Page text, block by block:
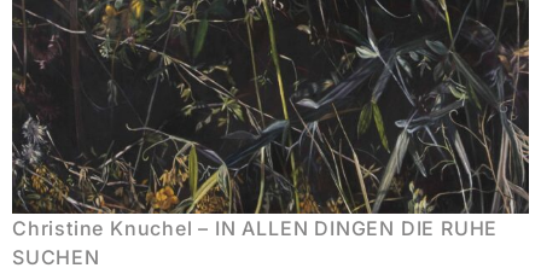
Christine Knuchel – IN ALLEN DINGEN DIE RUHE
SUCHEN